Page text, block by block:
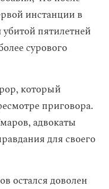
инстанции в
пятилетней
сурового
который
приговора.
адвокаты
для своего
остался доволен